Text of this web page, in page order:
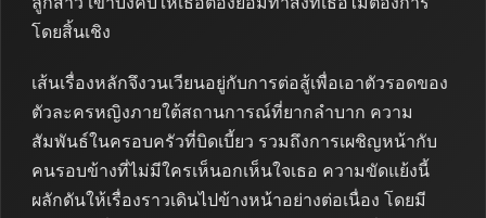
โดยสิ้นเชิง
เส้นเรื่องหลักจึงวนเวียนอยู่กับการต่อสู้เพื่อเอาตัวรอดของ
ตัวละครหญิงภายใต้สถานการณ์ที่ยากลำบาก ความ
สัมพันธ์ในครอบครัวที่บิดเบี้ยว รวมถึงการเผชิญหน้ากับ
คนรอบข้างที่ไม่มีใครเห็นอกเห็นใจเธอ ความขัดแย้งนี้
ผลักดันให้เรื่องราวเดินไปข้างหน้าอย่างต่อเนื่อง โดยมี